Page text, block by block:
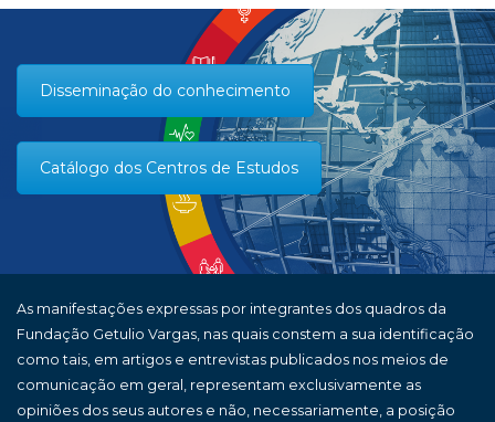
Disseminação do conhecimento
Catálogo dos Centros de Estudos
As manifestações expressas por integrantes dos quadros da
Fundação Getulio Vargas, nas quais constem a sua identificação
como tais, em artigos e entrevistas publicados nos meios de
comunicação em geral, representam exclusivamente as
opiniões dos seus autores e não, necessariamente, a posição